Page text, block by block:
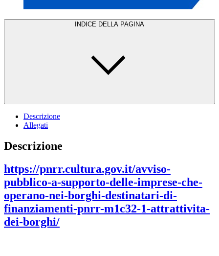
INDICE DELLA PAGINA
Descrizione
Allegati
Descrizione
https://pnrr.cultura.gov.it/avviso-
pubblico-a-supporto-delle-imprese-che-
operano-nei-borghi-destinatari-di-
finanziamenti-pnrr-m1c32-1-attrattivita-
dei-borghi/